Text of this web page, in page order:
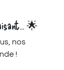
🌟
nos
!